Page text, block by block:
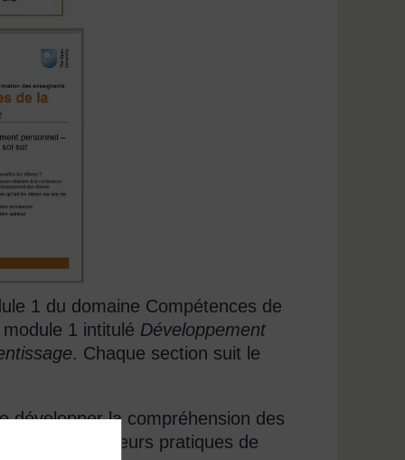
1 du domaine Compétences de
1 intitulé Développement
. Chaque section suit le
développer la compréhension des
d'améliorer leurs pratiques de